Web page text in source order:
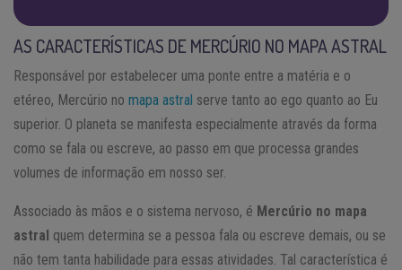
AS CARACTERÍSTICAS DE MERCÚRIO NO MAPA ASTRAL
Responsável por estabelecer uma ponte entre a matéria e o
etéreo, Mercúrio no mapa astral serve tanto ao ego quanto ao Eu
superior. O planeta se manifesta especialmente através da forma
como se fala ou escreve, ao passo em que processa grandes
volumes de informação em nosso ser.
Associado às mãos e o sistema nervoso, é Mercúrio no mapa
astral quem determina se a pessoa fala ou escreve demais, ou se
não tem tanta habilidade para essas atividades. Tal característica é